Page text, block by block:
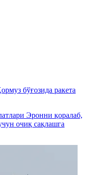
бўғозида ракета
Эронни қоралаб,
очиқ сақлашга